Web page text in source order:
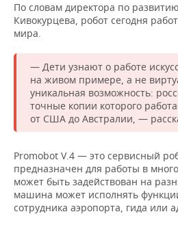
ONLINE-КОНФЕРЕНЦИИ
ОТКРЫТАЯ ЛЕКЦИЯ
ХОККЕЙ
БАСКЕТБОЛ
ВОЛЕЙБОЛ
КИБЕРСПОРТ
ВОДНЫЕ ВИДЫ СПОРТА
ХОККЕЙ С МЯЧОМ
ВЛАСТЬ
ИНФРАСТРУКТУРА
ИСТОРИЯ
КУЛЬТУРА
ОБРАЗОВАНИЕ
ПРОИСШЕСТВИЯ
СЮЖЕТЫ
СПИСОК ПЕРСОН
СПИСОК КОМПАНИЙ
ПОЛНАЯ ВЕРСИЯ
По словам директора по
Кивокурцева, робот сегодня
мира.
— Дети узнают о работе
на живом примере, а не
уникальная возможность:
точные копии которого
от США до Австралии, —
Promobot V.4 — это сервисный
предназначен для работы в
может быть задействован на
машина может исполнять
сотрудника аэропорта, гида или